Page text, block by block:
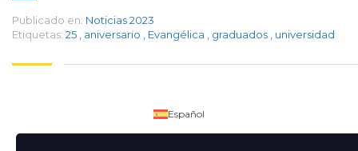
Publicado en: Noticias 2023
Etiquetas: 25 aniversario Evangélica graduados universidad
Español